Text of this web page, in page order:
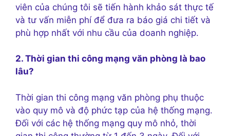
viên của chúng tôi sẽ tiến hành khảo sát thực tế
và tư vấn miễn phí để đưa ra báo giá chi tiết và
phù hợp nhất với nhu cầu của doanh nghiệp.
2. Thời gian thi công mạng văn phòng là bao
lâu?
Thời gian thi công mạng văn phòng phụ thuộc
vào quy mô và độ phức tạp của hệ thống mạng.
Đối với các hệ thống mạng quy mô nhỏ, thời